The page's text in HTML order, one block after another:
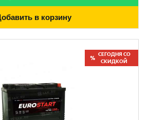
в корзину
СЕГОДНЯ СО
СКИДКОЙ